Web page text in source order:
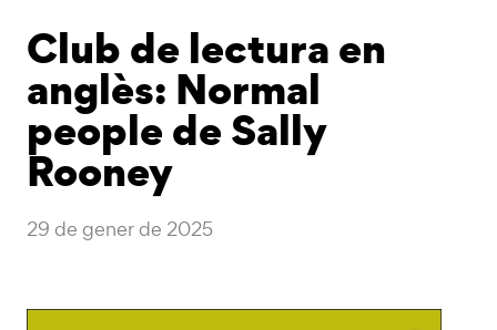
Club de lectura en
anglès: Normal
people de Sally
Rooney
29 de gener de 2025